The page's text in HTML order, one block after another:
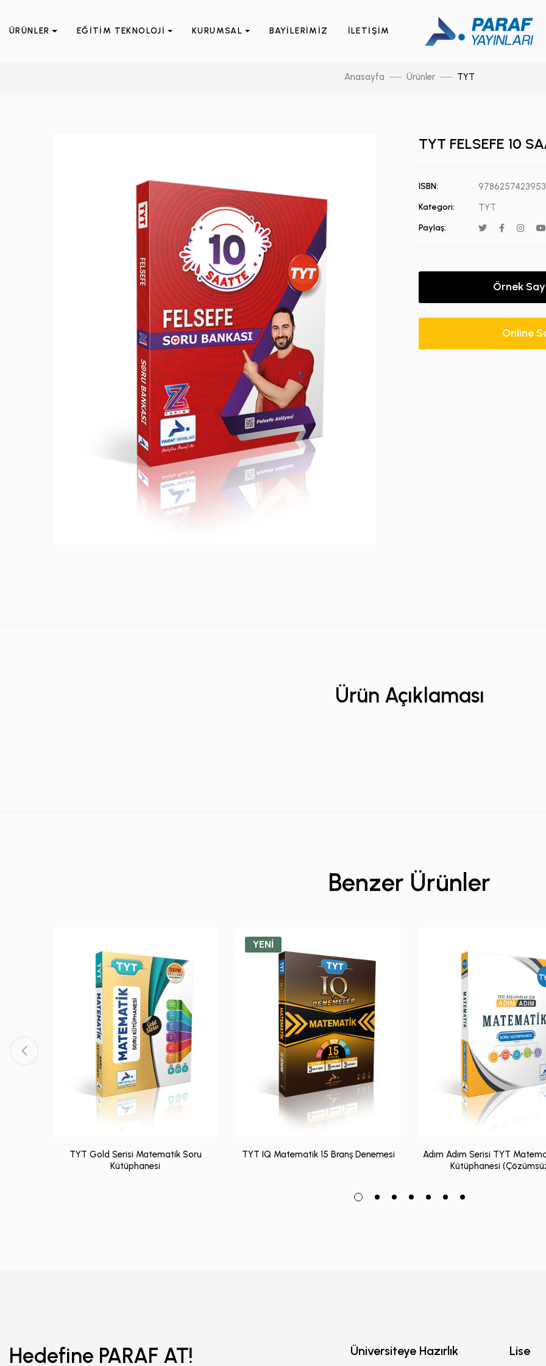
ÜRÜNLER EĞİTİM TEKNOLOJİ KURUMSAL BAYİLERİMİZ İLETİŞİM
Anasayfa Ürünler TYT
TYT FELSEFE 10
ISBN: 9786257423953
Kategori: TYT
Paylaş:
Örnek
Online
Ürün Açıklaması
Benzer Ürünler
TYT Gold Serisi Matematik Soru
Kütüphanesi
YENİ
TYT IQ Matematik 15 Branş Denemesi
Adım Adım Serisi TYT
Kütüphanesi
Hedefine PARAF AT! Üniversiteye Hazırlık Lise